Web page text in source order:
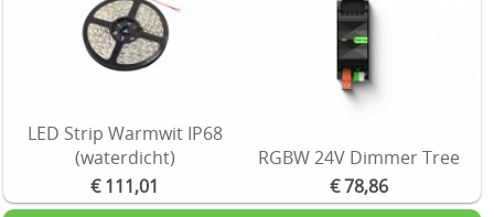
LED Strip Warmwit IP68
(waterdicht)
€ 111,01
RGBW 24V Dimmer Tree
€ 78,86